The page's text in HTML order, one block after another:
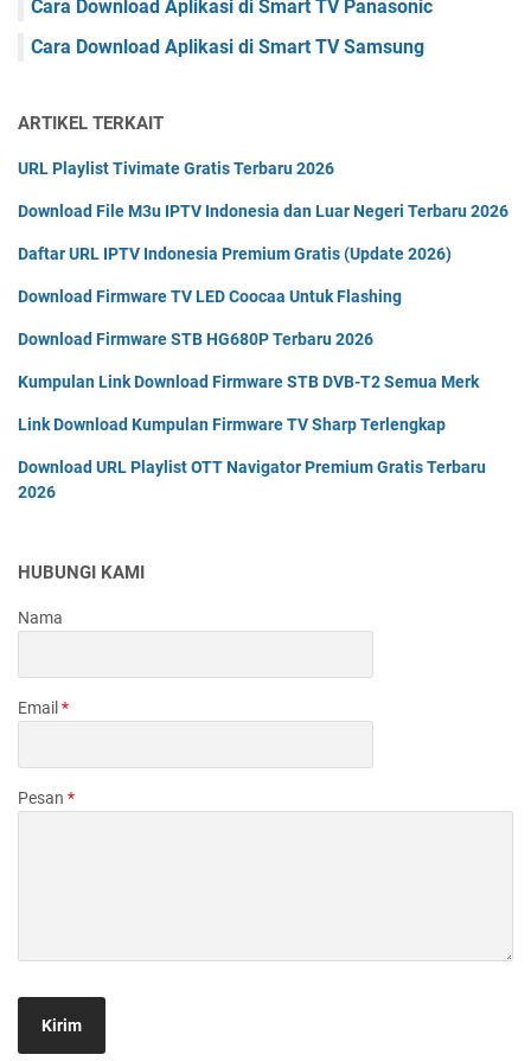
Cara Download Aplikasi di Smart TV Panasonic
Cara Download Aplikasi di Smart TV Samsung
ARTIKEL TERKAIT
URL Playlist Tivimate Gratis Terbaru 2026
Download File M3u IPTV Indonesia dan Luar Negeri Terbaru 2026
Daftar URL IPTV Indonesia Premium Gratis (Update 2026)
Download Firmware TV LED Coocaa Untuk Flashing
Download Firmware STB HG680P Terbaru 2026
Kumpulan Link Download Firmware STB DVB-T2 Semua Merk
Link Download Kumpulan Firmware TV Sharp Terlengkap
Download URL Playlist OTT Navigator Premium Gratis Terbaru
2026
HUBUNGI KAMI
Nama
Email*
Pesan *